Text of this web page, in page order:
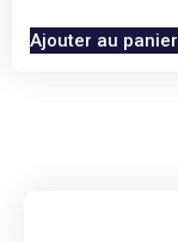
Ajouter au panier